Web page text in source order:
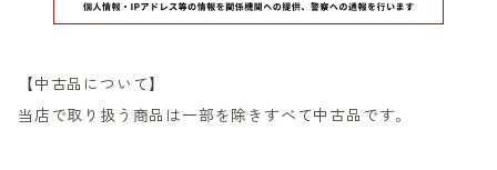
【中古品について】
当店で取り扱う商品は一部を除きすべて中古品です。